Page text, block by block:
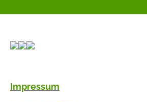
Impressum